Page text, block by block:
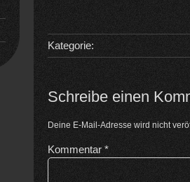
Kategorie:
Schreibe einen
Deine E-Mail-Adresse wird nicht
Kommentar *